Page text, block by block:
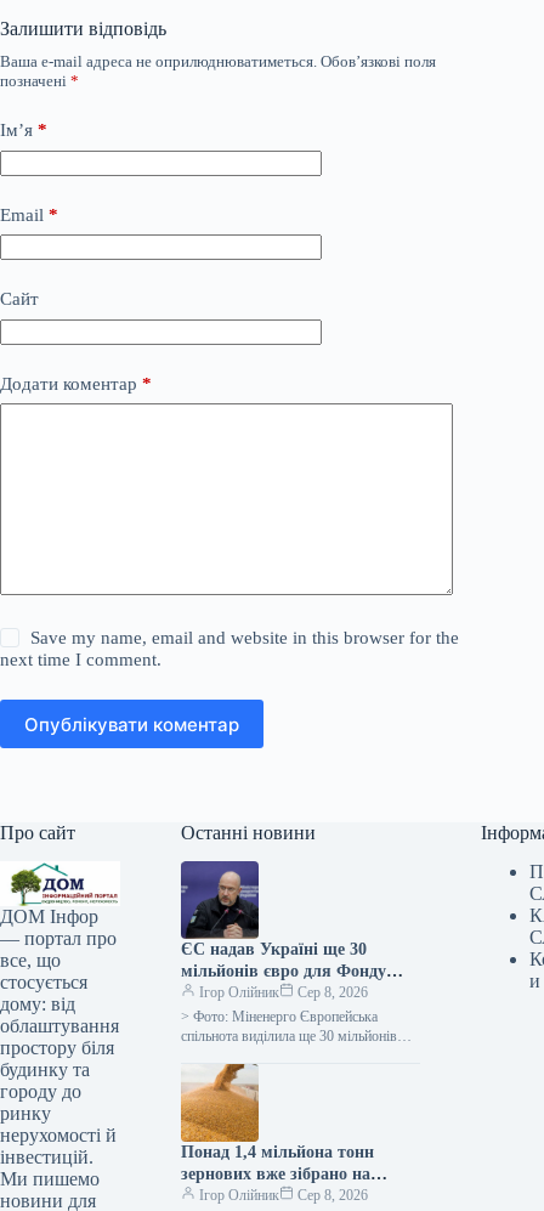
Залишити відповідь
Ваша e-mail адреса не оприлюднюватиметься. Обов’язкові поля
позначені *
Ім’я *
Email *
Сайт
Додати коментар *
Save my name, email and website in this browser for the
next time I comment.
Опублікувати коментар
Про сайт
ДОМ Інфор
— портал про
все, що
стосується
дому: від
облаштування
простору біля
будинку та
городу до
ринку
нерухомості й
інвестицій.
Ми пишемо
новини для
Останні новини
ЄС надав Україні ще 30
мільйонів євро для Фонду
підтримки енергетики
Ігор Олійник
Сер 8, 2026
> Фото: Міненерго Європейська
спільнота виділила ще 30 мільйонів
енергетичному сектору України.
Таким чином, загальна сума,…
Понад 1,4 мільйона тонн
зернових вже зібрано на
Вінниччині, середня
Ігор Олійник Сер 8, 2026
и